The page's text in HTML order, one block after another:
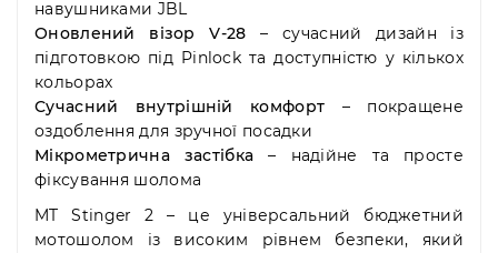
навушниками JBL
Оновлений візор V-28 – сучасний дизайн із
підготовкою під Pinlock та доступністю у кількох
кольорах
Сучасний внутрішній комфорт – покращене
оздоблення для зручної посадки
Мікрометрична застібка – надійне та просте
фіксування шолома
MT Stinger 2 – це універсальний бюджетний
мотошолом із високим рівнем безпеки, який